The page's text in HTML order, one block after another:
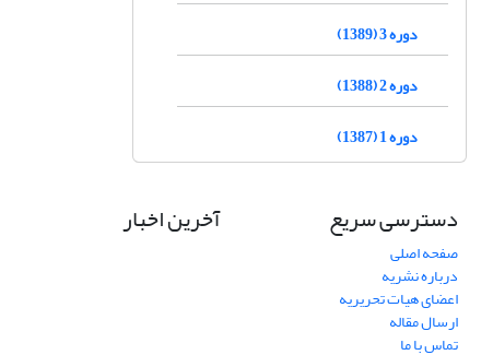
دوره 3 (1389)
دوره 2 (1388)
دوره 1 (1387)
دسترسی سریع
صفحه اصلی
درباره نشریه
اعضای هیات تحریریه
ارسال مقاله
تماس با ما
آخرین اخبار